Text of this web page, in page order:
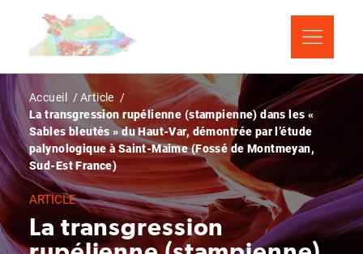
contenu
Fil
d'Ariane
Accueil
Article
La transgression rupélienne (stampienne) dans les «
Sables bleutés » du Haut-Var, démontrée par l’étude
palynologique à Saint-Maime (Fossé de Montmeyan,
Sud-Est France)
ARTICLE
La transgression